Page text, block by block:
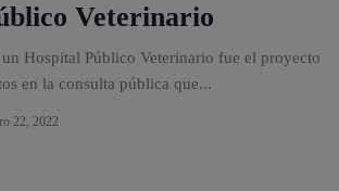
Veterinario
Hospital Público Veterinario fue el proyecto
en la consulta pública que...
22, 2022